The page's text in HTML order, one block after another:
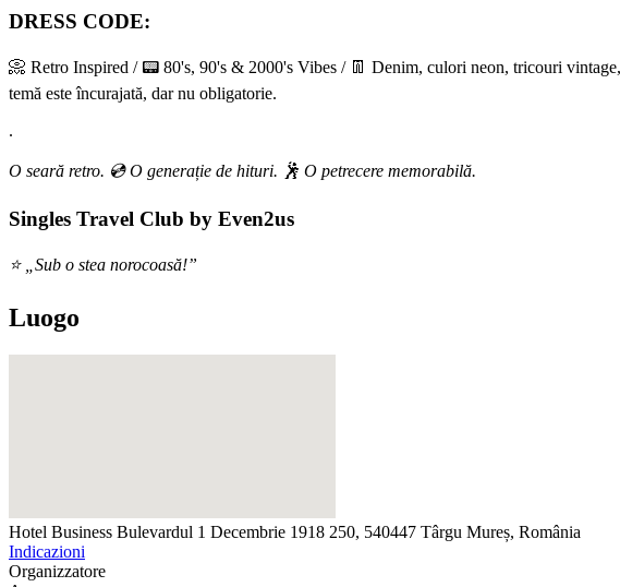
DRESS CODE:
📀 Retro Inspired / 📟 80's, 90's & 2000's Vibes / 👖 Denim, culori neon, tricouri
temă este încurajată, dar nu obligatorie.
.
O seară retro. 💿 O generație de hituri. 🕺 O petrecere memorabilă.
Singles Travel Club by Even2us
⭐ „Sub o stea norocoasă!”
Luogo
Hotel Business Bulevardul 1 Decembrie 1918 250, 540447 Târgu Mureș, România
Indicazioni
Organizzatore